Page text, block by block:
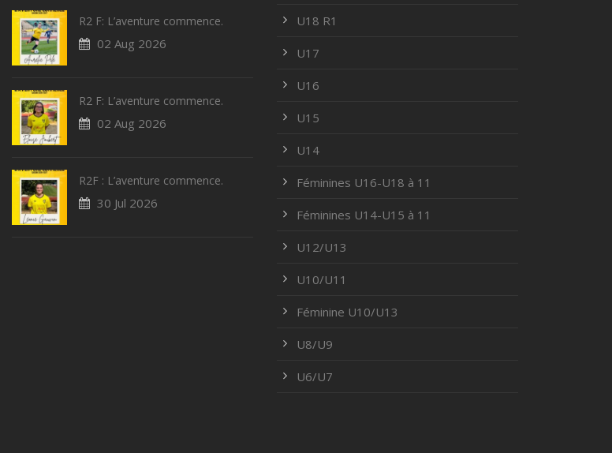
R2 F: L’aventure commence.
02 Aug 2026
R2 F: L’aventure commence.
02 Aug 2026
R2F : L’aventure commence.
30 Jul 2026
U18 R1
U17
U16
U15
U14
Féminines U16-U18 à 11
Féminines U14-U15 à 11
U12/U13
U10/U11
Féminine U10/U13
U8/U9
U6/U7